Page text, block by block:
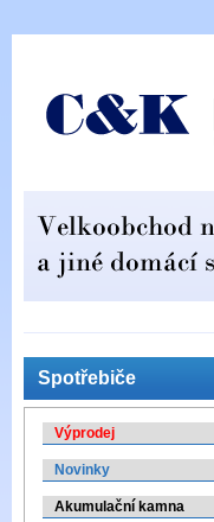
Spotřebiče
Výprodej
Novinky
Akumulační kamna